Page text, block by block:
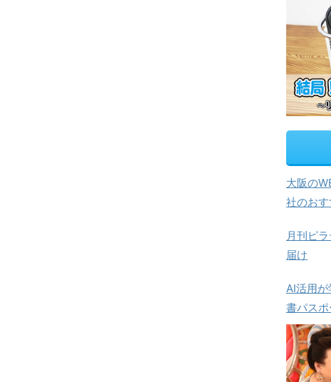
大阪の
社のお
月刊ピ
届け
AI活用
書パスポ